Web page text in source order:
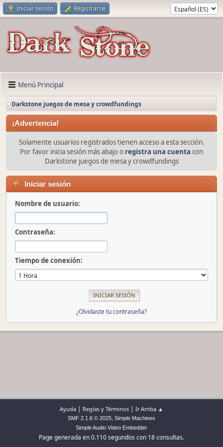
Iniciar sesión Registrarse
Menú Principal
Darkstone juegos de mesa y crowdfundings
¡Advertencia!
Solamente usuarios registrados tienen acceso a esta sección.
Por favor inicia sesión más abajo o registra una cuenta con
Darkstone juegos de mesa y crowdfundings
Iniciar sesión
Nombre de usuario:
Contraseña:
Tiempo de conexión:
¿Olvidaste tu contraseña?
Ayuda | Reglas y Términos | Ir Arriba ▲
SMF 2.1.6 © 2025, Simple Machines
Simple Audio Video Embedder
Page generada en 0.110 segundos con 18 consultas.